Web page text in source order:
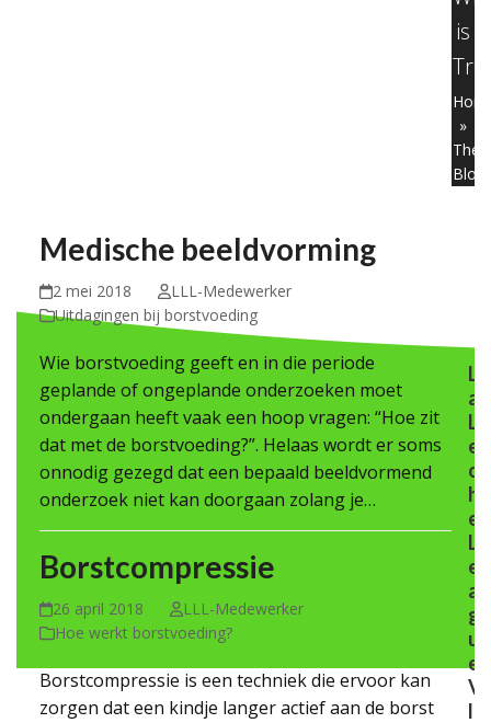
is
»
The
Blog
Medische beeldvorming
2 mei 2018
LLL-Medewerker
Uitdagingen bij borstvoeding
Wie borstvoeding geeft en in die periode
geplande of ongeplande onderzoeken moet
ondergaan heeft vaak een hoop vragen: “Hoe zit
dat met de borstvoeding?”. Helaas wordt er soms
onnodig gezegd dat een bepaald beeldvormend
onderzoek niet kan doorgaan zolang je…
Borstcompressie
26 april 2018
LLL-Medewerker
Hoe werkt borstvoeding?
Borstcompressie is een techniek die ervoor kan
zorgen dat een kindje langer actief aan de borst
L
a
L
e
c
h
e
L
e
a
g
u
e
V
l